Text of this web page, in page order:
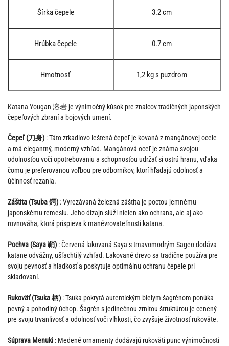
Šírka čepele 3.2 cm
Hrúbka čepele 0.7 cm
Hmotnosť 1,2 kg s puzdrom
Katana Yougan 溶岩 je výnimočný kúsok pre znalcov tradičných japonských
čepeľových zbraní a bojových umení.
Čepeľ (刀身) : Táto zrkadlovo leštená čepeľ je kovaná z mangánovej ocele
a má elegantný, moderný vzhľad. Mangánová oceľ je známa svojou
odolnosťou voči opotrebovaniu a schopnosťou udržať si ostrú hranu, vďaka
čomu je preferovanou voľbou pre odborníkov, ktorí hľadajú odolnosť a
účinnosť rezania.
Záštita (Tsuba 鍔) : Vyrezávaná železná záštita je poctou jemnému
japonskému remeslu. Jeho dizajn slúži nielen ako ochrana, ale aj ako
rovnováha, ktorá prispieva k manévrovateľnosti katana.
Pochva (Saya 鞘) : Červená lakovaná Saya s tmavomodrým Sageo dodáva
katane odvážny, ušľachtilý vzhľad. Lakované drevo sa tradične používa pre
svoju pevnosť a hladkosť a poskytuje optimálnu ochranu čepele pri
skladovaní.
Rukoväť (Tsuka 柄) : Tsuka pokrytá autentickým bielym šagrénom ponúka
pevný a pohodlný úchop. Šagrén s jedinečnou zrnitou štruktúrou je cenený
pre svoju trvanlivosť a odolnosť voči vlhkosti, čo zvyšuje životnosť rukoväte.
Súprava Menuki : Medené ornamenty dodávajú rukoväti punc výnimočnosti